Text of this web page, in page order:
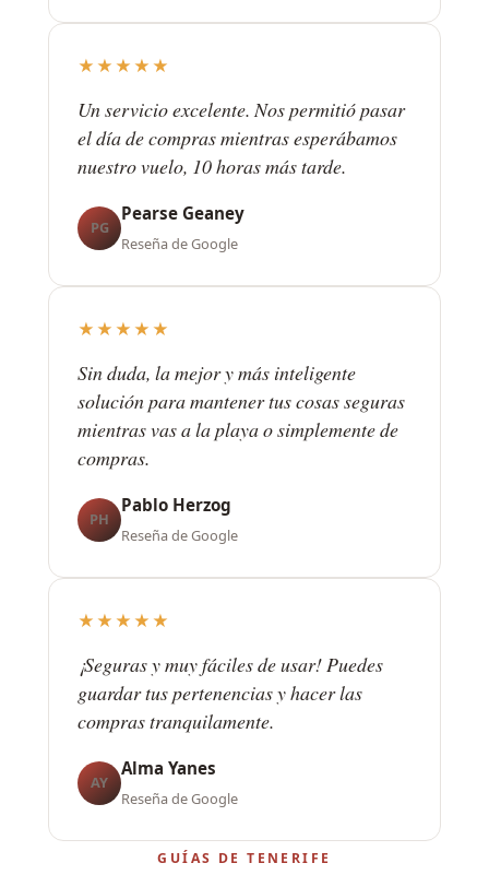
★★★★★
Un servicio excelente. Nos permitió pasar
el día de compras mientras esperábamos
nuestro vuelo, 10 horas más tarde.
PG
Pearse Geaney
Reseña de Google
★★★★★
Sin duda, la mejor y más inteligente
solución para mantener tus cosas seguras
mientras vas a la playa o simplemente de
compras.
PH
Pablo Herzog
Reseña de Google
★★★★★
¡Seguras y muy fáciles de usar! Puedes
guardar tus pertenencias y hacer las
compras tranquilamente.
AY
Alma Yanes
Reseña de Google
GUÍAS DE TENERIFE